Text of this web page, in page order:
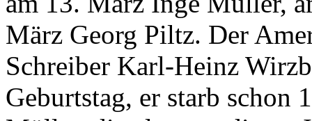
März Georg Piltz. Der
Schreiber Karl-Heinz
Geburtstag, er starb schon